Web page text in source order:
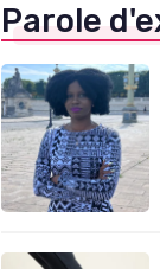
Parole